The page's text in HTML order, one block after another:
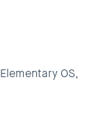
Elementary OS,